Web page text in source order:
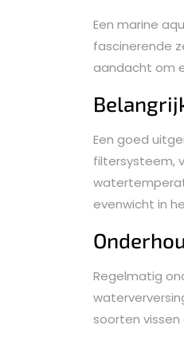
Een marine
fascinerende
aandacht om
Een goed
filtersysteem,
evenwicht in
Regelmatig
soorten